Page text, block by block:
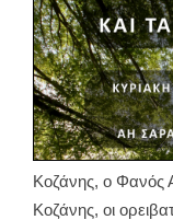
Κοζάνης, ο Φανός
Κοζάνης, οι